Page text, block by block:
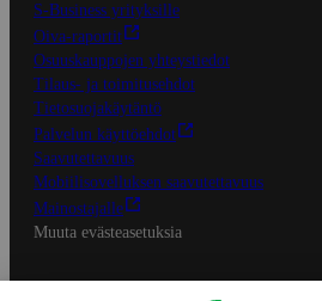
S-Business yrityksille
Oiva-raportit
Osuuskauppojen yhteystiedot
Tilaus- ja toimitusehdot
Tietosuojakäytäntö
Palvelun käyttöehdot
Saavutettavuus
Mobiilisovelluksen saavutettavuus
Mainostajalle
Muuta evästeasetuksia